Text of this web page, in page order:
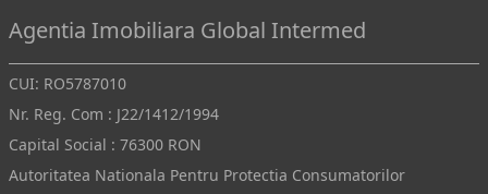
Agentia Imobiliara Global Intermed
CUI: RO5787010
Nr. Reg. Com : J22/1412/1994
Capital Social : 76300 RON
Autoritatea Nationala Pentru Protectia Consumatorilor